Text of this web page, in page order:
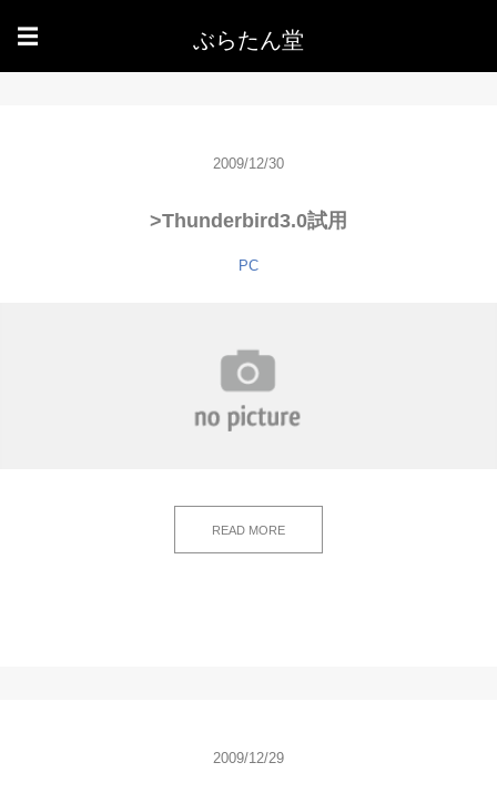
☰ ぶらたん堂
2009/12/30
>Thunderbird3.0試用
PC
READ MORE
2009/12/29